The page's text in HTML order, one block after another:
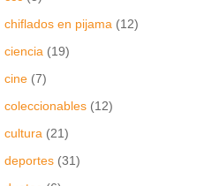
chiflados en pijama (12)
ciencia (19)
cine (7)
coleccionables (12)
cultura (21)
deportes (31)